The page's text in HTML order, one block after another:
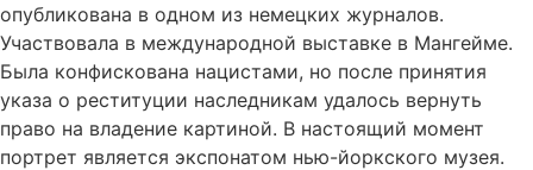
опубликована в одном из немецких журналов.
Участвовала в международной выставке в Мангейме.
Была конфискована нацистами, но после принятия
указа о реституции наследникам удалось вернуть
право на владение картиной. В настоящий момент
портрет является экспонатом нью-йоркского музея.